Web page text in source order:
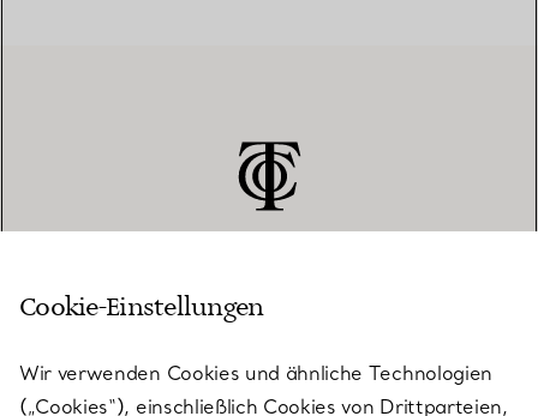
KUNDENSERVICE
Cookie-Einstellungen
Wir verwenden Cookies und ähnliche Technologien
(„Cookies“), einschließlich Cookies von Drittparteien,